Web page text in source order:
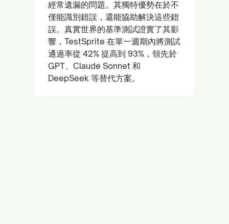
經常遺漏的問題。其獨特優勢在於不
僅能識別錯誤，還能協助解決這些錯
誤。真實世界的基準測試證實了其影
響，TestSprite 在單一週期內將測試
通過率從 42% 提高到 93%，領先於
GPT、Claude Sonnet 和
DeepSeek 等替代方案。